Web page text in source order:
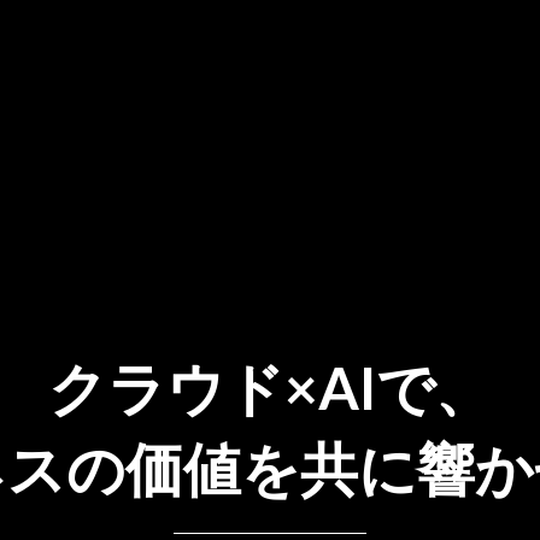
クラウド×AIで、
の価値を共に響